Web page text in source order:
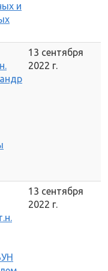
и
13 сентября
2022 г.
13 сентября
2022 г.